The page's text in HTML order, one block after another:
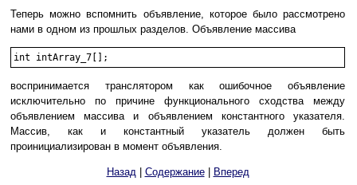
Теперь можно вспомнить объявление, которое было рассмотрено
нами в одном из прошлых разделов. Объявление массива
int intArray_7[];
воспринимается транслятором как ошибочное объявление
исключительно по причине функционального сходства между
объявлением массива и объявлением константного указателя.
Массив, как и константный указатель должен быть
проинициализирован в момент объявления.
Назад| Содержание| Вперед